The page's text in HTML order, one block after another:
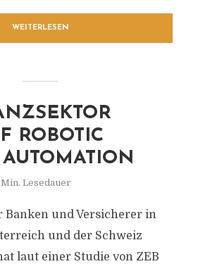
WEITERLESEN
ROBOTIC
AUTOMATION
Lesedauer
Banken und Versicherer in
und der Schweiz
laut einer Studie von ZEB